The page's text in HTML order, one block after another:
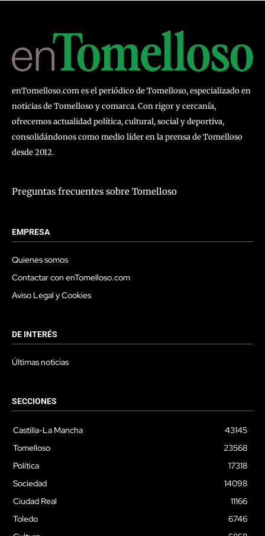
enTomelloso.com es el periódico de Tomelloso, especializado en
noticias de Tomelloso y comarca. Con rigor y cercanía,
ofrecemos actualidad política, cultural, social y deportiva,
consolidándonos como medio líder en la prensa de Tomelloso
desde 2012.
Preguntas frecuentes sobre Tomelloso
EMPRESA
Quienes somos
Contactar con enTomelloso.com
Aviso Legal y Cookies
DE INTERÉS
Últimas noticias
SECCIONES
Castilla-La Mancha
43145
Tomelloso
23568
Política
17318
Sociedad
14098
Ciudad Real
11166
Toledo
6746